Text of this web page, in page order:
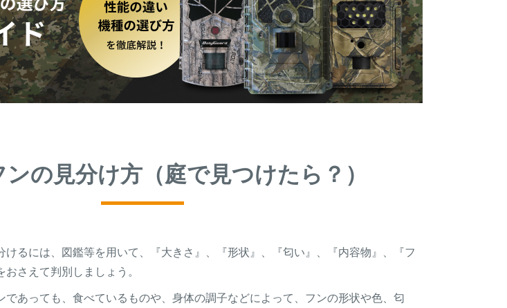
の見分け方（庭で見つけたら？）
けるには、図鑑等を用いて、『大きさ』、『形状』、『匂い』、『内容物』、『フ
さえて判別しましょう。
であっても、食べているものや、身体の調子などによって、フンの形状や色、匂